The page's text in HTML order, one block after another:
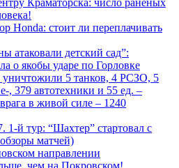
Honda: стоит ли переплачивать
атаковали детский сад”:
о якобы ударе по Горловке
5 танков, 4 РСЗО, 5
, 379 автотехники и 55 ед. –
в живой силе – 1240
й тур: “Шахтер” стартовал с
матчей)
направлении
чем на Покровском!